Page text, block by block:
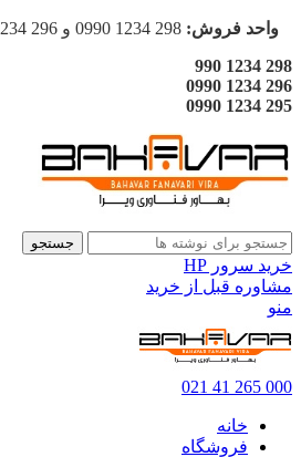
واحد فروش:
298 1234 990
296 1234 0990
295 1234 0990
جستجو
خرید سرور HP
مشاوره قبل از خرید
منو
000 265 41 021
خانه
فروشگاه